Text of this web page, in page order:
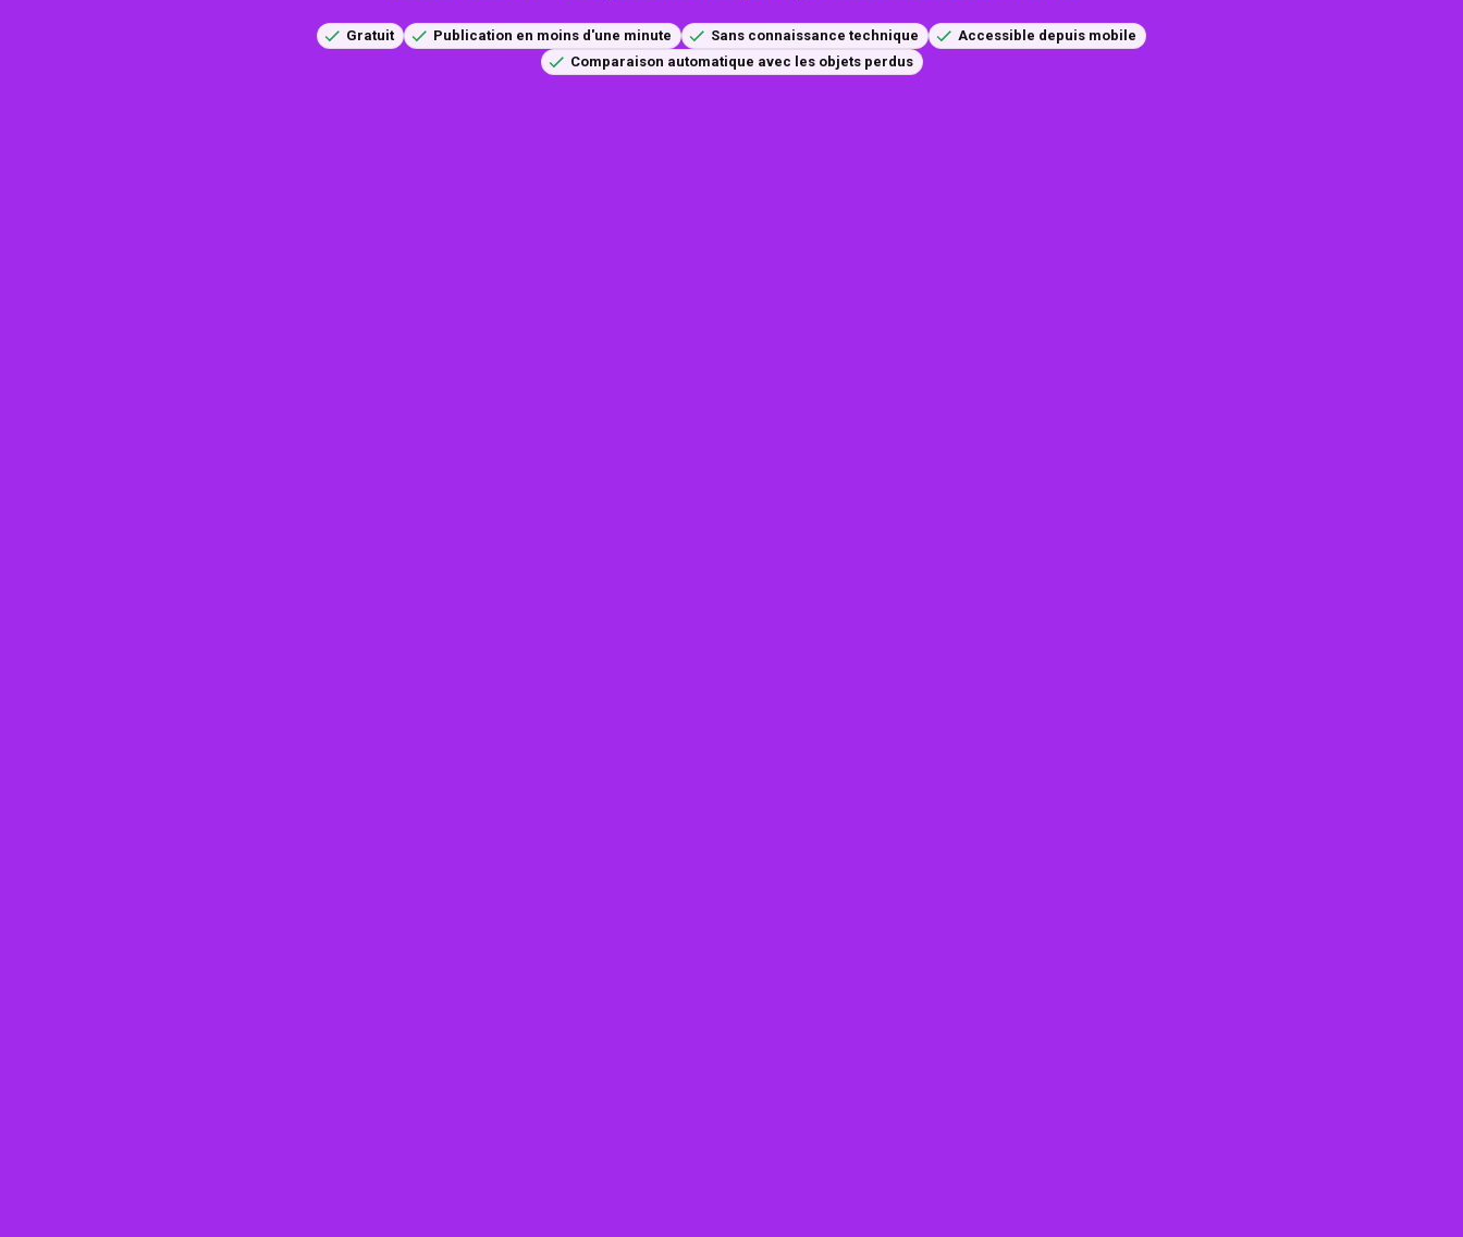
Gratuit Publication en moins d'une minute Sans connaissance technique
Accessible depuis mobile
Comparaison automatique avec les objets perdus